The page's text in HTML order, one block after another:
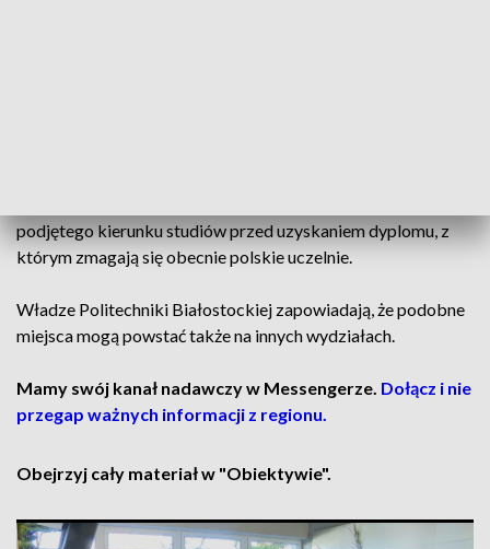
podjętego kierunku studiów przed uzyskaniem dyplomu, z
którym zmagają się obecnie polskie uczelnie.
Władze Politechniki Białostockiej zapowiadają, że podobne
miejsca mogą powstać także na innych wydziałach.
Mamy swój kanał nadawczy w Messengerze. Dołącz i nie
przegap ważnych informacji z regionu.
Obejrzyj cały materiał w "Obiektywie".